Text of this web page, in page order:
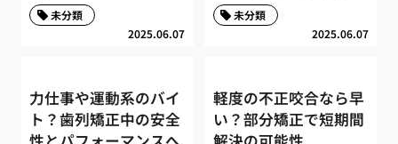
2025.06.07
未分類
2025.06.07
未分類
力仕事や運動系のバイ
ト？歯列矯正中の安全
軽度の不正咬合なら早
い？部分矯正で短期間